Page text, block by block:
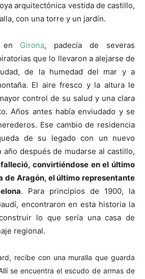
arquitectónica vestida de castillo,
con una torre y un jardín.
en Girona, padecía de severas
que lo llevaron a alejarse de
de la humedad del mar y a
El aire fresco y la altura le
control de su salud y una clara
Años antes había enviudado y se
Ese cambio de residencia
de su legado con un nuevo
año después de mudarse al castillo,
convirtiéndose en el último
de Aragón, el último representante
. Para principios de 1900, la
encontraron en esta historia la
lo que sería una casa de
regional.
recibe con una muralla que guarda
se encuentra el escudo de armas de